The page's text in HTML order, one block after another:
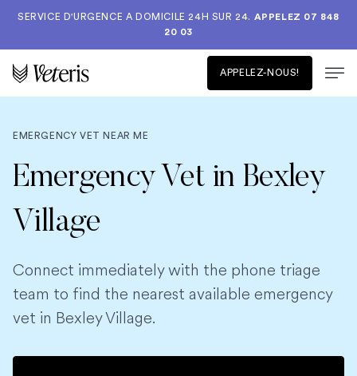
SERVICE D'URGENCE A DOMICILE 24H SUR 24. APPELEZ 07 848
20 03
APPELEZ-NOUS!
EMERGENCY VET NEAR ME
Emergency Vet in Bexley
Village
Connect immediately with the phone triage
team to find the nearest available emergency
vet in Bexley Village.